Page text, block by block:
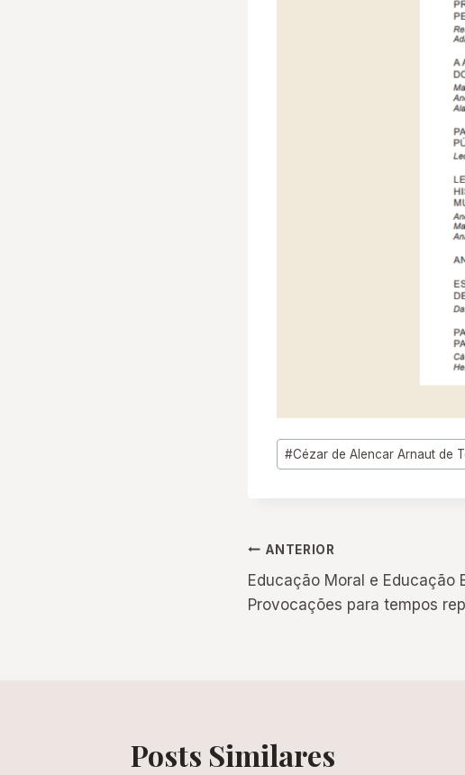
Tags
do
#Cézar de Alencar Arnaut de
Navegação
de
ANTERIOR
Educação Moral e Educação
Provocações para tempos
Posts Similares